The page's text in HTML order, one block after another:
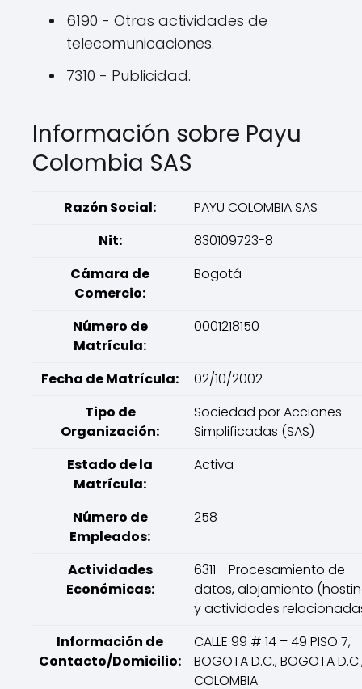
6190 - Otras actividades de
telecomunicaciones.
7310 - Publicidad.
Información sobre Payu
Colombia SAS
Razón Social:
PAYU COLOMBIA SAS
Nit:
830109723-8
Cámara de
Comercio:
Bogotá
Número de
Matrícula:
0001218150
Fecha de Matrícula:
02/10/2002
Tipo de
Organización:
Sociedad por Acciones
Simplificadas (SAS)
Estado de la
Matrícula:
Activa
Número de
Empleados:
258
Actividades
Económicas:
6311 - Procesamiento de
datos, alojamiento
y actividades
Información de
Contacto/Domicilio:
CALLE 99 # 14 – 49 PISO 7,
BOGOTA D.C., BOGOTA
COLOMBIA